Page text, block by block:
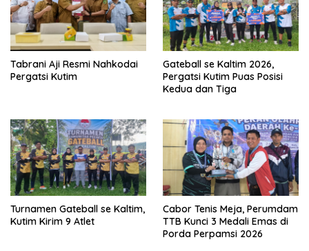
Tabrani Aji Resmi Nahkodai
Pergatsi Kutim
Gateball se Kaltim 2026,
Pergatsi Kutim Puas Posisi
Kedua dan Tiga
Turnamen Gateball se Kaltim,
Kutim Kirim 9 Atlet
Cabor Tenis Meja, Perumdam
TTB Kunci 3 Medali Emas di
Porda Perpamsi 2026